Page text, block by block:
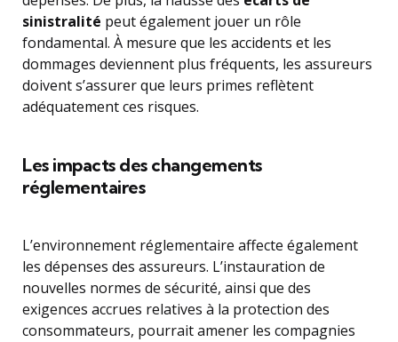
sinistralité peut également jouer un rôle
fondamental. À mesure que les accidents et les
dommages deviennent plus fréquents, les assureurs
doivent s’assurer que leurs primes reflètent
adéquatement ces risques.
Les impacts des changements
réglementaires
L’environnement réglementaire affecte également
les dépenses des assureurs. L’instauration de
nouvelles normes de sécurité, ainsi que des
exigences accrues relatives à la protection des
consommateurs, pourrait amener les compagnies